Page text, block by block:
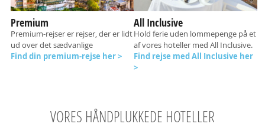
Premium
Premium-rejser er rejser, der er lidt
ud over det sædvanlige
Find din premium-rejse her >
All Inclusive
Hold ferie uden lommepenge på et
af vores hoteller med All Inclusive.
Find rejse med All Inclusive her
>
VORES HÅNDPLUKKEDE HOTELLER